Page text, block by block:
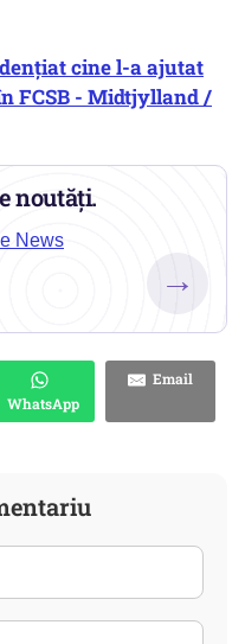
cine l-a ajutat
FCSB - Midtjylland /
noutăți.
News
→
WhatsApp
Email